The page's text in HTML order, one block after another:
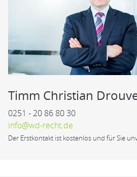
Timm Christian
0251 - 20 86 80 30
info@wd-recht.de
Der Erstkontakt ist kostenlos und für Sie